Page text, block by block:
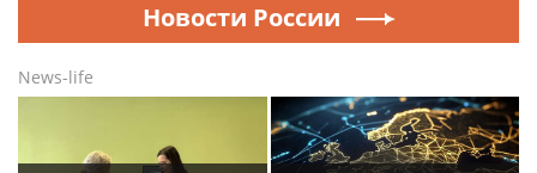
Новости России
News-life